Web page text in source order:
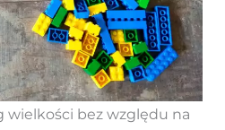
wielkości bez względu na